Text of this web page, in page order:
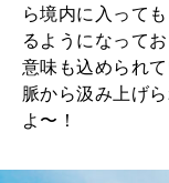
ら境内に入って
るようになって
意味も込められ
脈から汲み上げ
よ〜！